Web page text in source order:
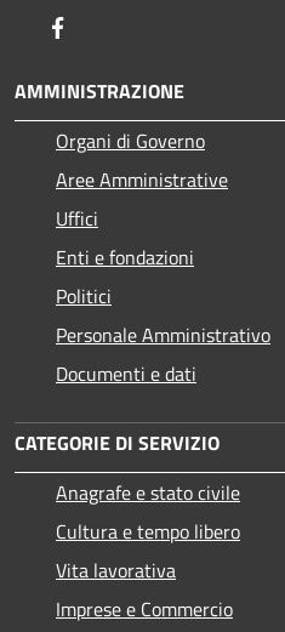
AMMINISTRAZIONE
Organi di Governo
Aree Amministrative
Uffici
Enti e fondazioni
Politici
Personale Amministrativo
Documenti e dati
CATEGORIE DI SERVIZIO
Anagrafe e stato civile
Cultura e tempo libero
Vita lavorativa
Imprese e Commercio